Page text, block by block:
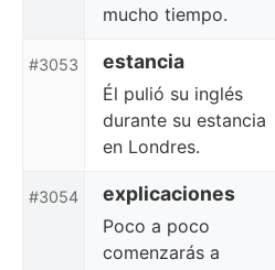
mucho tiempo.
#3053 estancia
Él pulió su inglés
durante su estancia
en Londres.
#3054 explicaciones
Poco a poco
comenzarás a